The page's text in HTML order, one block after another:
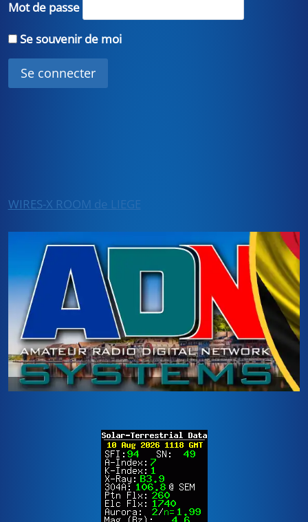
Mot de passe
Se souvenir de moi
WIRES-X ROOM de LIEGE